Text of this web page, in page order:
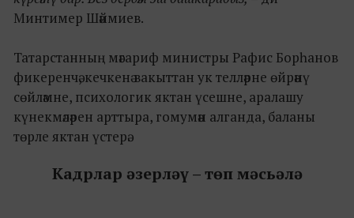
Минтимер Шәймиев.
Татарстанның мәгариф министры Рафис Борһанов
фикеренчә, кечкенә вакыттан ук телләрне өйрәнү
сөйләмне, психологик яктан үсешне, аралашу
күнекмәләрен арттыра, гомумән алганда, баланы
төрле яктан үстерә.
Кадрлар әзерләү – төп мәсьәлә